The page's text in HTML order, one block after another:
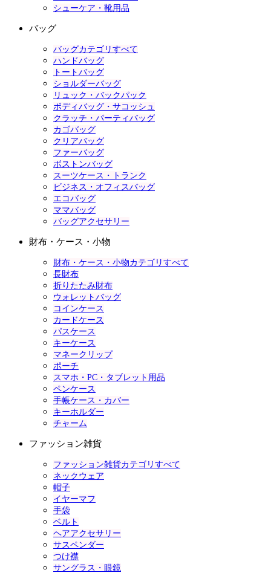
シューケア・靴用品
バッグ
バッグカテゴリすべて
ハンドバッグ
トートバッグ
ショルダーバッグ
リュック・バックパック
ボディバッグ・サコッシュ
クラッチ・パーティバッグ
カゴバッグ
クリアバッグ
ファーバッグ
ボストンバッグ
スーツケース・トランク
ビジネス・オフィスバッグ
エコバッグ
ママバッグ
バッグアクセサリー
財布・ケース・小物
財布・ケース・小物カテゴリすべて
長財布
折りたたみ財布
ウォレットバッグ
コインケース
カードケース
パスケース
キーケース
マネークリップ
ポーチ
スマホ・PC・タブレット用品
ペンケース
手帳ケース・カバー
キーホルダー
チャーム
ファッション雑貨
ファッション雑貨カテゴリすべて
ネックウェア
帽子
イヤーマフ
手袋
ベルト
ヘアアクセサリー
サスペンダー
つけ襟
サングラス・眼鏡